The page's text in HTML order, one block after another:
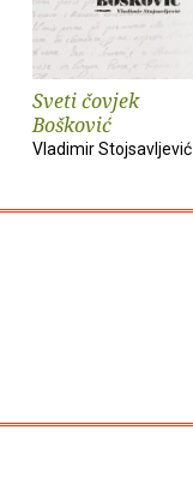
Sveti čovjek
Bošković
Vladimir Stojsavljević